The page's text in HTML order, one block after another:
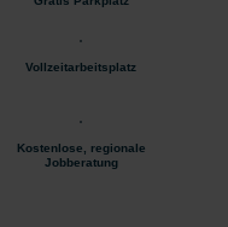
Vollzeitarbeitsplatz
Kostenlose, regionale
Jobberatung